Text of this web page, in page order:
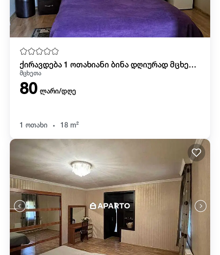
ქირავდება 1 ოთახიანი ბინა დღიურად მცხეთაში
მცხეთა
80 ლარი/დღე
1 ოთახი . 18 m²